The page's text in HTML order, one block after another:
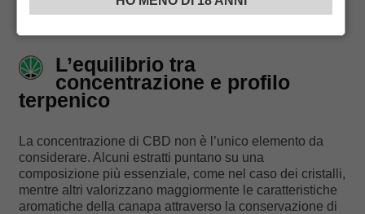
L’equilibrio tra
concentrazione e profilo
terpenico
La concentrazione di CBD non è l’unico elemento da
considerare. Alcuni estratti puntano su una
composizione più essenziale, come nel caso dei cristalli,
mentre altri valorizzano maggiormente le caratteristiche
aromatiche della canapa attraverso la conservazione di